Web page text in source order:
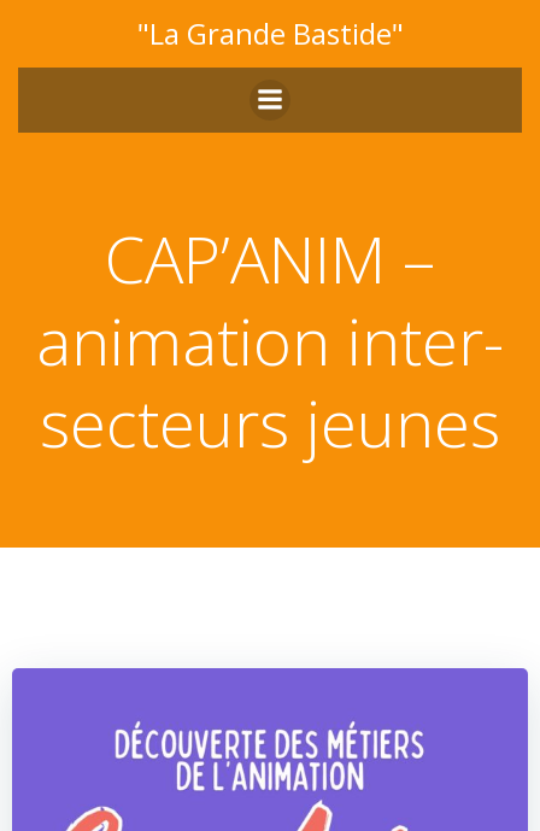
au
contenu
"La Grande Bastide"
CAP’ANIM –
animation inter-
secteurs jeunes